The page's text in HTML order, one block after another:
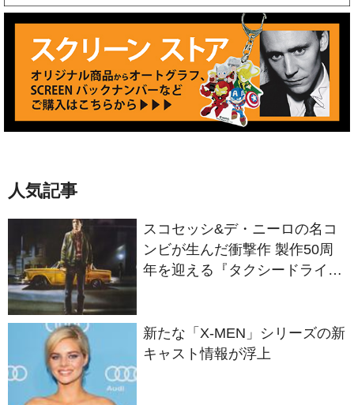
人気記事
スコセッシ&デ・ニーロの名コ
ンビが生んだ衝撃作 製作50周
年を迎える『タクシードライバ
新たな「X-MEN」シリーズの新
キャスト情報が浮上